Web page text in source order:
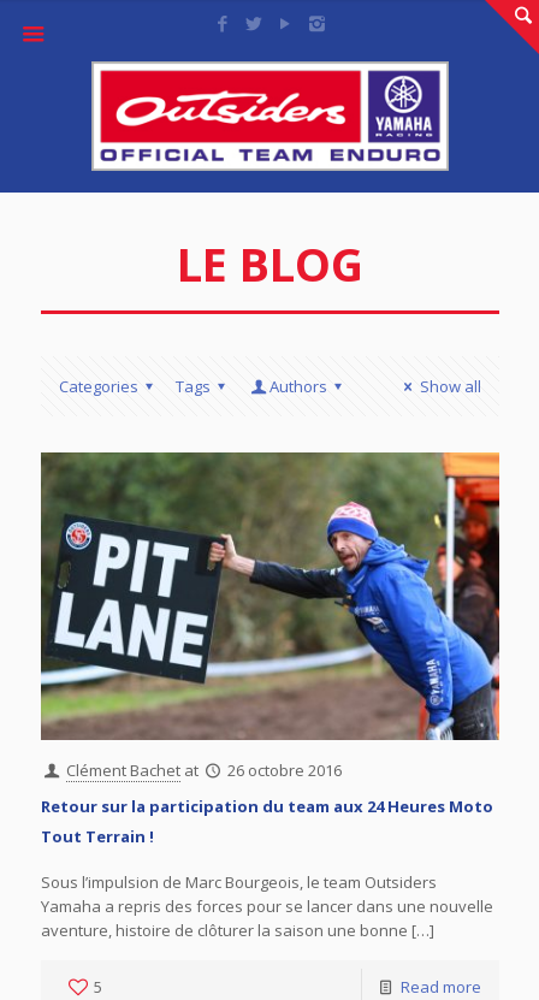
LE BLOG
Categories Tags Authors Show all
Clément Bachet at
26 octobre 2016
Retour sur la participation du team aux 24 Heures Moto
Tout Terrain !
Sous l’impulsion de Marc Bourgeois, le team Outsiders
Yamaha a repris des forces pour se lancer dans une nouvelle
aventure, histoire de clôturer la saison une bonne […]
5 Read more